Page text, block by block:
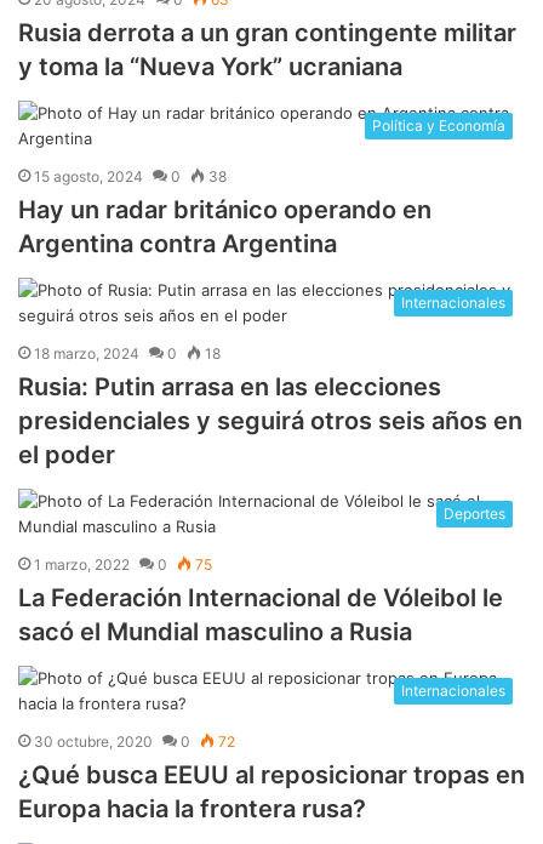
Rusia derrota a un gran contingente militar
y toma la “Nueva York” ucraniana
Política y Economía
15 agosto, 2024 0 38
Hay un radar británico operando en
Argentina contra Argentina
Internacionales
18 marzo, 2024 0 18
Rusia: Putin arrasa en las elecciones
presidenciales y seguirá otros seis años en
el poder
Deportes
1 marzo, 2022 0 75
La Federación Internacional de Vóleibol le
sacó el Mundial masculino a Rusia
Internacionales
30 octubre, 2020 0 72
¿Qué busca EEUU al reposicionar tropas en
Europa hacia la frontera rusa?